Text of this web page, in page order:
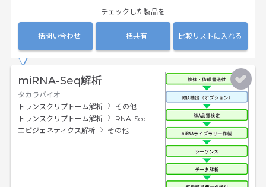
チェックした製品を
一括問い合わせ 一括共有 比較リストに入れる
miRNA-Seq解析
タカラバイオ
トランスクリプトーム解析
その他
トランスクリプトーム解析
RNA-Seq
エピジェネティクス解析
その他